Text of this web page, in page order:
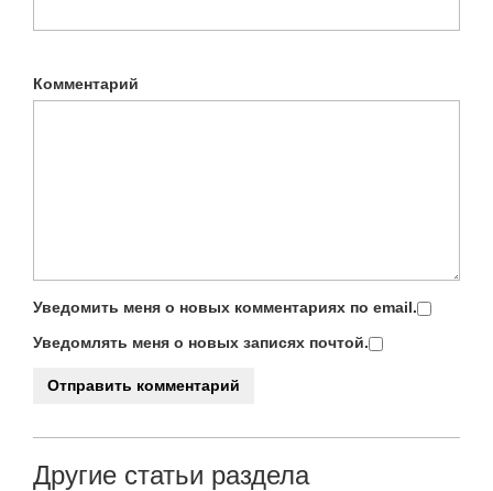
Комментарий
Уведомить меня о новых комментариях по email.
Уведомлять меня о новых записях почтой.
Другие статьи раздела